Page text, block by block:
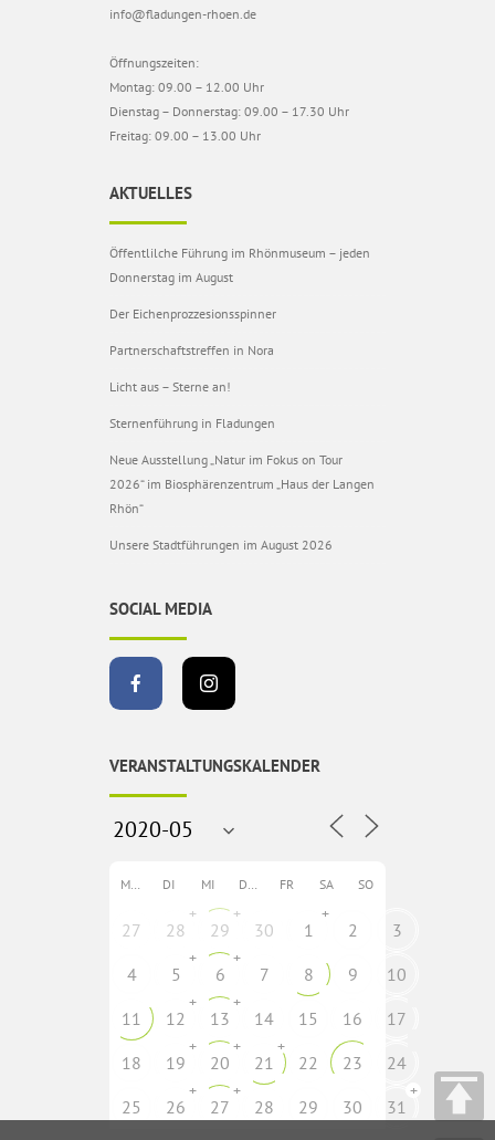
info@fladungen-rhoen.de
Öffnungszeiten:
Montag: 09.00 – 12.00 Uhr
Dienstag – Donnerstag: 09.00 – 17.30 Uhr
Freitag: 09.00 – 13.00 Uhr
AKTUELLES
Öffentlilche Führung im Rhönmuseum – jeden
Donnerstag im August
Der Eichenprozzesionsspinner
Partnerschaftstreffen in Nora
Licht aus – Sterne an!
Sternenführung in Fladungen
Neue Ausstellung „Natur im Fokus on Tour
2026“ im Biosphärenzentrum „Haus der Langen
Rhön“
Unsere Stadtführungen im August 2026
SOCIAL MEDIA
VERANSTALTUNGSKALENDER
MO DI MI DO FR SA SO
27 28
+
29
+
30 1
+
2
3
4
5
+
6
+
7 8 9
10
11
12
+
13
+
14 15 16
17
18
19
+
20
+
21
+
22 23
24
25
26
+
27
+
28 29 30 31
+